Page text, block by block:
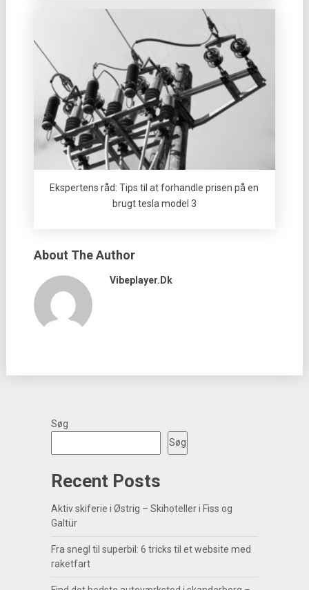
Ekspertens råd: Tips til at forhandle prisen på en
brugt tesla model 3
About The Author
Vibeplayer.dk
Søg
Søg
Recent Posts
Aktiv skiferie i Østrig – Skihoteller i Fiss og
Galtür
Fra snegl til superbil: 6 tricks til et website med
raketfart